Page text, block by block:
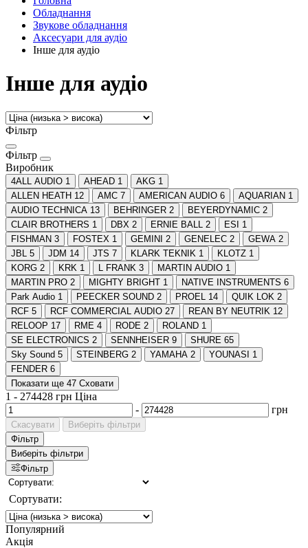
Обладнання
Звукове обладнання
Аксесуари для аудіо
Інше для аудіо
Інше для аудіо
Фільтр
Фільтр
Виробник
4ALL AUDIO 1 AHEAD 1 AKG 1
ALLEN HEATH 12 AMC 7 AMERICAN AUDIO 6 AQUARIAN 1
AUDIO TECHNICA 13 BEHRINGER 2 BEYERDYNAMIC 2
CLAIR BROTHERS 1 DBX 2 ERNIE BALL 2 ESI
1
FISHMAN 3 FOSTEX 1 GEMINI 2 GENELEC 2 GEWA 2
JBL
5 JDM 14 JTS 7 KLARK TEKNIK 1 KLOTZ 1
KORG 2 KRK 1 L FRANK 3 MARTIN AUDIO 1
MARTIN PRO 2 MIGHTY BRIGHT 1 NATIVE INSTRUMENTS 6
Park Audio 1 PEECKER SOUND 2 PROEL 14 QUIK LOK 2
RCF 5 RCF COMMERCIAL AUDIO 27 REAN BY NEUTRIK 12
RELOOP 17 RME 4 RODE 2 ROLAND 1
SE ELECTRONICS 2 SENNHEISER 9 SHURE 65
Sky Sound 5 STEINBERG 2 YAMAHA 2 YOUNASI
1
FENDER 6
Показати ще 47 Сховати
1 - 274428 грн Ціна
-
грн
Скасувати
Виберіть фільтри
Фільтр
Виберіть фільтри
Фільтр
Сортувати:
Популярний
Акція